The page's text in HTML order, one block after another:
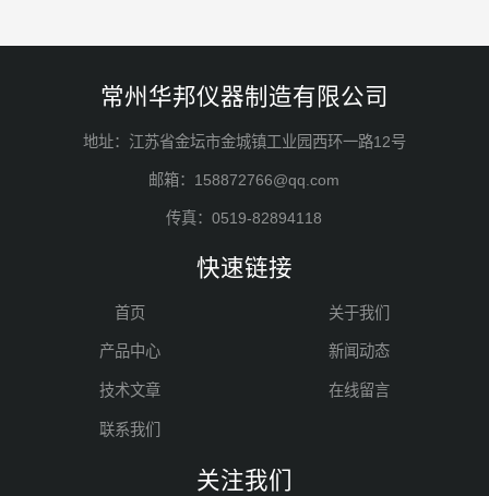
常州华邦仪器制造有限公司
地址：江苏省金坛市金城镇工业园西环一路12号
邮箱：158872766@qq.com
传真：0519-82894118
快速链接
首页 关于我们
产品中心 新闻动态
技术文章 在线留言
联系我们
关注我们